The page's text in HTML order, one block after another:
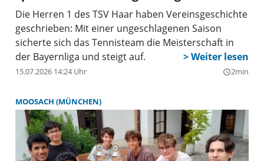
Die Herren 1 des TSV Haar haben Vereinsgeschichte
geschrieben: Mit einer ungeschlagenen Saison
sicherte sich das Tennisteam die Meisterschaft in
der Bayernliga und steigt auf.
15.07.2026 14:24 Uhr query_builder2min
MOOSACH (MÜNCHEN)